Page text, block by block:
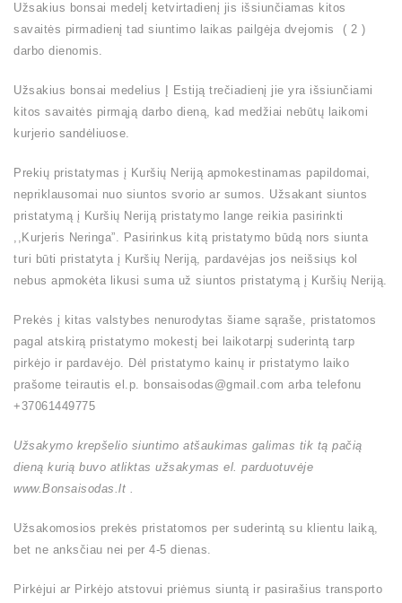
Užsakius bonsai medelį ketvirtadienį jis išsiunčiamas kitos
savaitės pirmadienį tad siuntimo laikas pailgėja dvejomis ( 2 )
darbo dienomis.
Užsakius bonsai medelius Į Estiją trečiadienį jie yra išsiunčiami
kitos savaitės pirmąją darbo dieną, kad medžiai nebūtų laikomi
kurjerio sandėliuose.
Prekių pristatymas į Kuršių Neriją apmokestinamas papildomai,
nepriklausomai nuo siuntos svorio ar sumos. Užsakant siuntos
pristatymą į Kuršių Neriją pristatymo lange reikia pasirinkti
,,Kurjeris Neringa”. Pasirinkus kitą pristatymo būdą nors siunta
turi būti pristatyta į Kuršių Neriją, pardavėjas jos neišsiųs kol
nebus apmokėta likusi suma už siuntos pristatymą į Kuršių Neriją.
Prekės į kitas valstybes nenurodytas šiame sąraše, pristatomos
pagal atskirą pristatymo mokestį bei laikotarpį suderintą tarp
pirkėjo ir pardavėjo. Dėl pristatymo kainų ir pristatymo laiko
prašome teirautis el.p. bonsaisodas@gmail.com arba telefonu
+37061449775
Užsakymo krepšelio siuntimo atšaukimas galimas tik tą pačią
dieną kurią buvo atliktas užsakymas el. parduotuvėje
www.Bonsaisodas.lt .
Užsakomosios prekės pristatomos per suderintą su klientu laiką,
bet ne anksčiau nei per 4-5 dienas.
Pirkėjui ar Pirkėjo atstovui priėmus siuntą ir pasirašius transporto